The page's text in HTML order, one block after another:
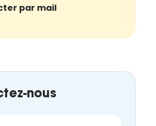
par mail
nous